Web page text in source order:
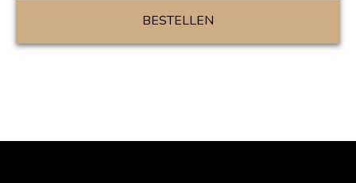
BESTELLEN